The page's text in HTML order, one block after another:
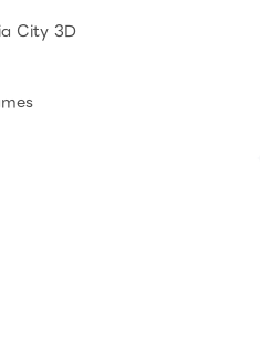
City 3D